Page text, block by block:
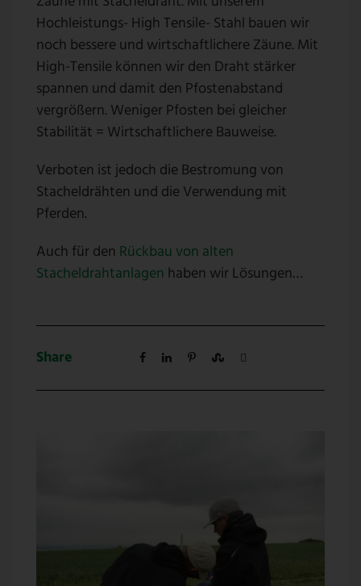
Hochleistungs- High Tensile- Stahl bauen wir
noch bessere und wirtschaftlichere Zäune. Mit
High-Tensile können wir den Draht stärker
spannen und damit den Pfostenabstand
vergrößern. Weniger Pfosten bei gleicher
Stabilität = Wirtschaftlichere Bauweise.
Verboten ist jedoch die Bestromung von
Stacheldrähten und die Verwendung mit
Pferden.
Auch für den Rückbau von alten
Stacheldrahtanlagen haben wir Lösungen…
Share